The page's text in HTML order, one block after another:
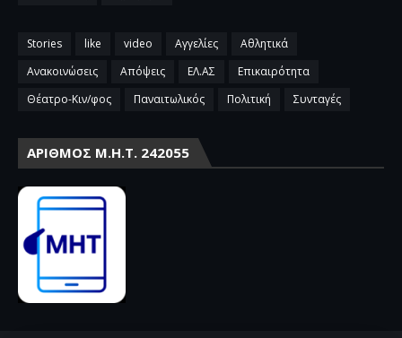
Stories like video Αγγελίες
Αθλητικά
Ανακοινώσεις
Απόψεις ΕΛ.ΑΣ
Επικαιρότητα
Θέατρο-Κιν/φος
Παναιτωλικός Πολιτική Συνταγές
ΑΡΙΘΜΌΣ Μ.Η.Τ. 242055